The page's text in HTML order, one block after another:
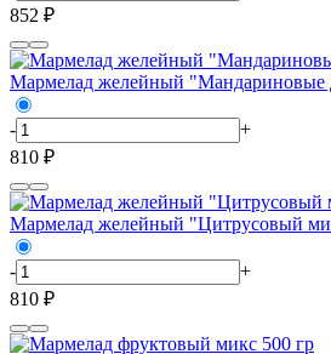
852 ₽
Мармелад желейный "Мандариновые
-
+
810 ₽
Мармелад желейный "Цитрусовый
-
+
810 ₽